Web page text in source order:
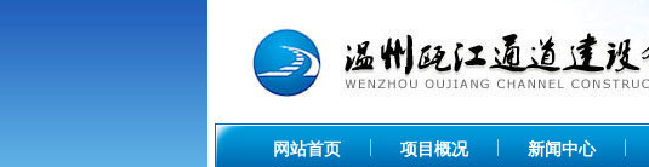
网站首页 项目概况 新闻中心